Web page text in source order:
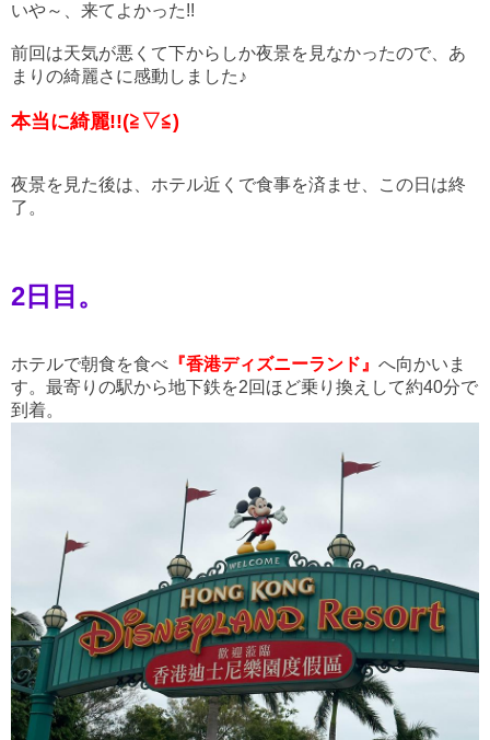
いや～、来てよかった!!
前回は天気が悪くて下からしか夜景を見なかったので、あ
まりの綺麗さに感動しました♪
本当に綺麗!!(≧▽≦)
夜景を見た後は、ホテル近くで食事を済ませ、この日は終
了。
2日目。
ホテルで朝食を食べ 『香港ディズニーランド』 へ向かいま
す。最寄りの駅から地下鉄を2回ほど乗り換えして約40分で
到着。